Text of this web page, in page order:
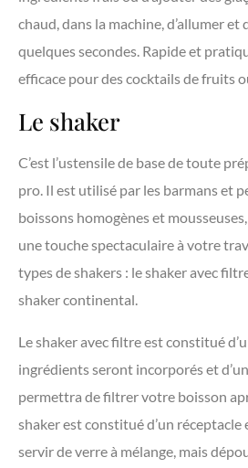
chaud, dans la machine, d’allumer
quelques secondes. Rapide et
efficace pour des cocktails de fruits
Le shaker
C’est l’ustensile de base de toute
pro. Il est utilisé par les barmans et
boissons homogènes et
une touche spectaculaire à votre
types de shakers : le shaker avec
shaker continental.
Le shaker avec filtre est constitué
ingrédients seront incorporés et
permettra de filtrer votre boisson
shaker est constitué d’un réceptacle
servir de verre à mélange, mais